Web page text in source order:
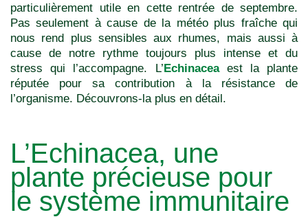
particulièrement utile en cette rentrée de septembre.
Pas seulement à cause de la météo plus fraîche qui
nous rend plus sensibles aux rhumes, mais aussi à
cause de notre rythme toujours plus intense et du
stress qui l’accompagne. L’Echinacea est la plante
réputée pour sa contribution à la résistance de
l’organisme. Découvrons-la plus en détail.
L’Echinacea, une
plante précieuse pour
le système immunitaire